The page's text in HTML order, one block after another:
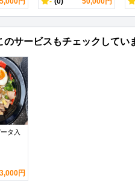
サービスもチェックしてい
タ入
3,000円